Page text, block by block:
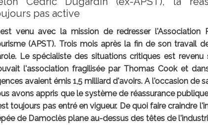
pas active
venu avec la mission de redresser l'Association
(APST). Trois mois après la fin de son travail
Le spécialiste des situations critiques est
l'association fragilisée par Thomas Cook et
avaient émis 1,5 milliard d'avoirs. A l'occasion de
avons appris que le système de réassurance
toujours pas entré en vigueur. De quoi faire craindre
de Damoclès plane au-dessus des têtes de